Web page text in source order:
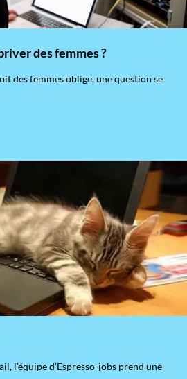
des femmes ?
des femmes oblige, une question se
l'équipe d'Espresso-jobs prend une